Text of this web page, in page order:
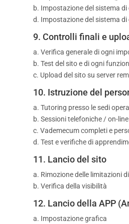
b. Impostazione del sistema
d. Impostazione del sistema
9. Controlli finali e
a. Verifica generale di ogni
b. Test del sito e di ogni
c. Upload del sito su server
10. Istruzione del
a. Tutoring presso le sedi
b. Sessioni telefoniche / on-
c. Vademecum completi e
d. Test e verifiche di
11. Lancio del sito
a. Rimozione delle limitazioni
b. Verifica della visibilità
12. Lancio della APP
a. Impostazione grafica